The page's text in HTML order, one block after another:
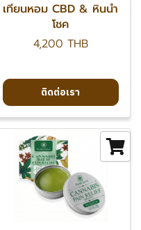
เทียนหอม CBD & หินนำ
โชค
4,200 THB
ติดต่อเรา